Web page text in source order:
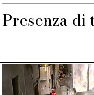
Presenza